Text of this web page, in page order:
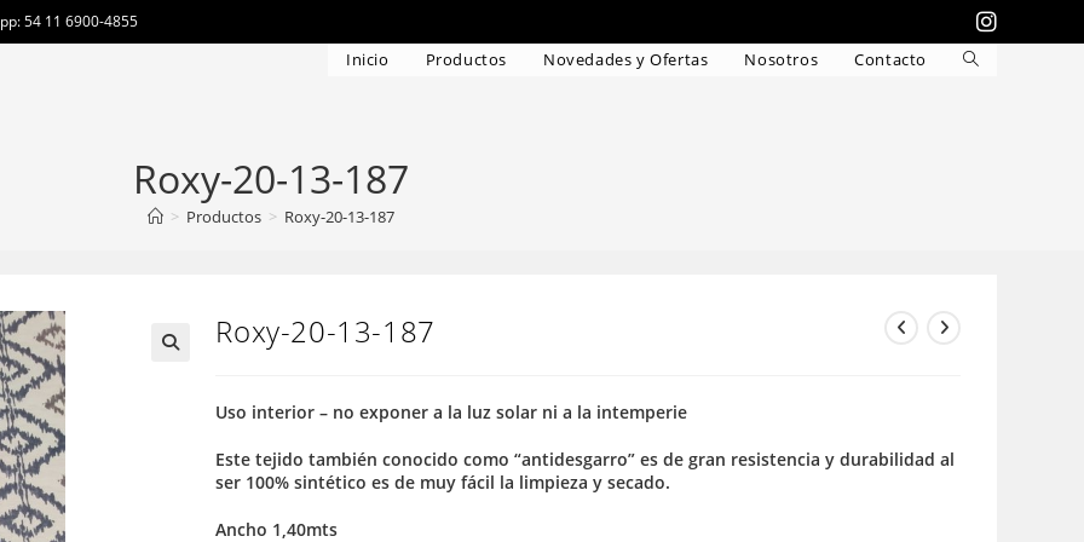
54 11 6900-4855
Inicio Productos Novedades y Ofertas Nosotros Contacto
Alternar
Roxy-20-13-187
> Productos > Roxy-20-13-187
Roxy-20-13-187
Uso interior – no exponer a la luz solar ni a la intemperie
Este tejido también conocido como “antidesgarro” es de gran resistencia y durabilidad al
ser 100% sintético es de muy fácil la limpieza y secado.
Ancho 1,40mts